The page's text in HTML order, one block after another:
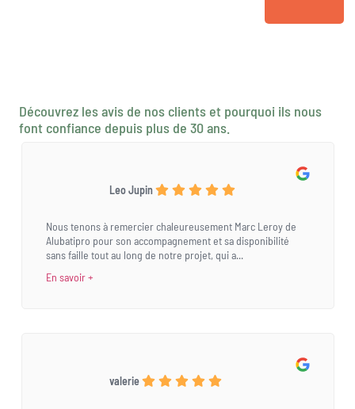
Découvrez les avis de nos clients et pourquoi ils nous
font confiance depuis plus de 30 ans.
Leo Jupin
Nous tenons à remercier chaleureusement Marc Leroy de
Alubatipro pour son accompagnement et sa disponibilité
sans faille tout au long de notre projet, qui a...
En savoir +
valerie